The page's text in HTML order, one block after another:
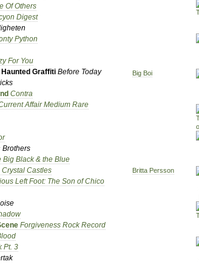
Big Boi
Britta Persson
Of Others
Digest
Python
For You
Graffiti Before Today
Contra
Affair Medium Rare
Brothers
Big Black & the Blue
Crystal Castles
Left Foot: The Son of Chico
Forgiveness Rock Record
Pt. 3